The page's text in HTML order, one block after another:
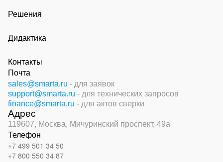
Решения
Дидактика
Контакты
Почта
sales@smarta.ru - для заявок
support@smarta.ru - для технических запросов
finance@smarta.ru - для актов сверки
Адрес
119607, Москва, Мичуринский проспект, 49а
Телефон
+7 499 501 34 50
+7 800 550 34 87